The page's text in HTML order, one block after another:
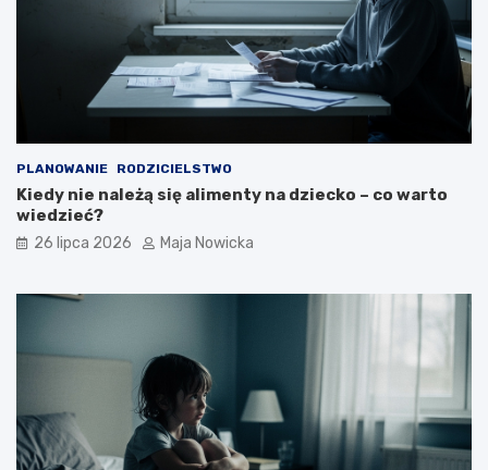
PLANOWANIE RODZICIELSTWO
Kiedy nie należą się alimenty na dziecko – co warto
wiedzieć?
26 lipca 2026 Maja Nowicka